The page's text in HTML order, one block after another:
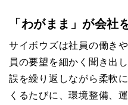
「わがまま」が会社
サイボウズは社員の働き
員の要望を細かく聞き出
誤を繰り返しながら柔軟
くるたびに、環境整備、